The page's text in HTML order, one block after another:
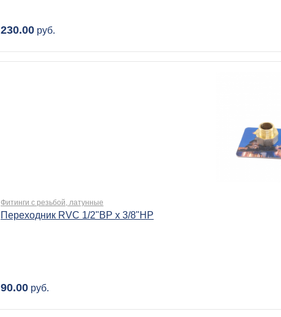
230.00 руб.
Фитинги с резьбой, латунные
Переходник RVC 1/2"ВР х 3/8"НР
90.00 руб.